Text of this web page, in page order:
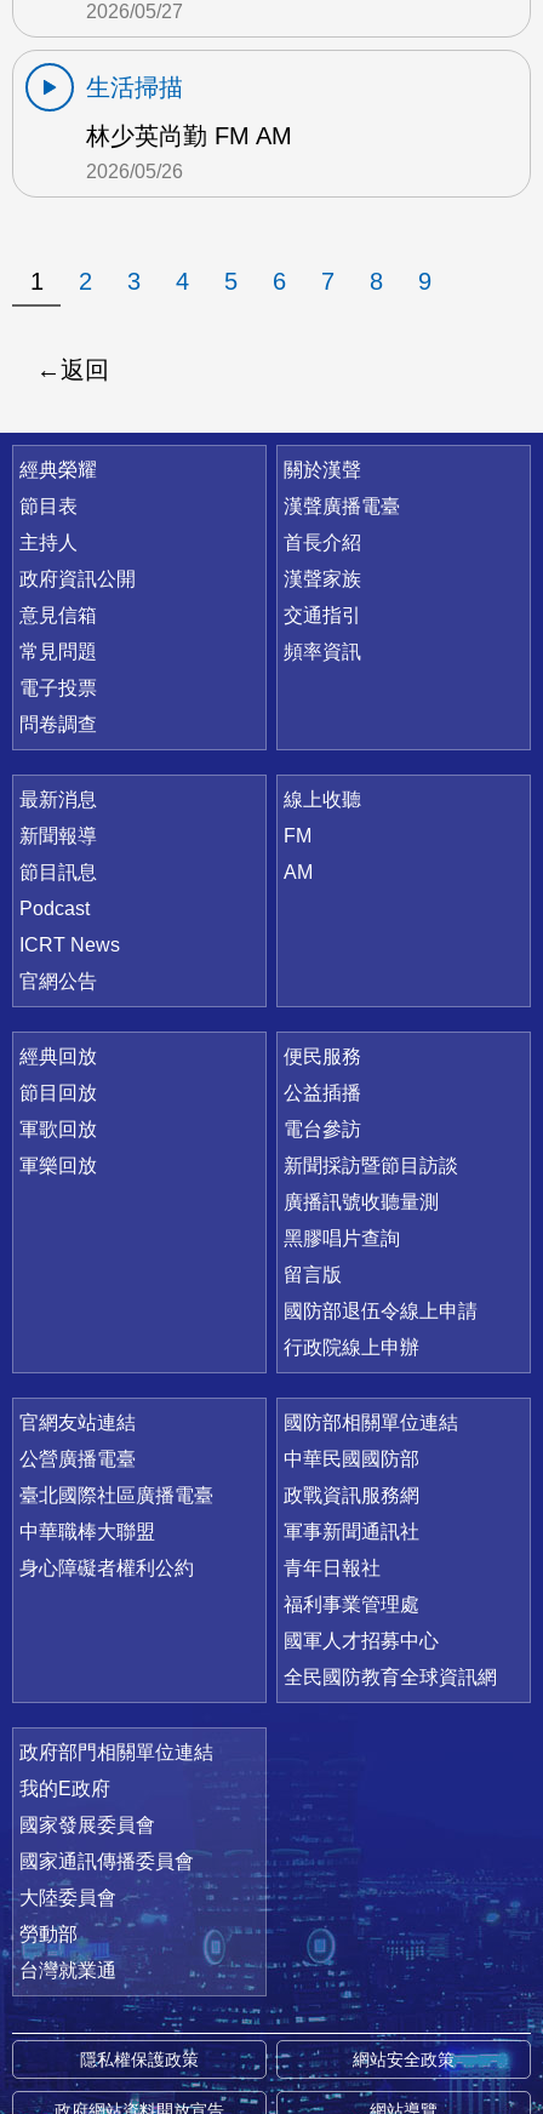
2026/05/27
生活掃描
林少英尚勤 FM AM
2026/05/26
1 2 3 4 5 6 7 8 9
返回
快速連結
經典榮耀
節目表
主持人
政府資訊公開
意見信箱
常見問題
電子投票
問卷調查
關於漢聲
漢聲廣播電臺
首長介紹
漢聲家族
交通指引
頻率資訊
最新消息
新聞報導
節目訊息
Podcast
ICRT News
官網公告
線上收聽
FM
AM
經典回放
節目回放
軍歌回放
軍樂回放
便民服務
公益插播
電台參訪
新聞採訪暨節目訪談
廣播訊號收聽量測
黑膠唱片查詢
留言版
國防部退伍令線上申請
行政院線上申辦
官網友站連結
公營廣播電臺
臺北國際社區廣播電臺
中華職棒大聯盟
身心障礙者權利公約
國防部相關單位連結
中華民國國防部
政戰資訊服務網
軍事新聞通訊社
青年日報社
福利事業管理處
國軍人才招募中心
全民國防教育全球資訊網
政府部門相關單位連結
我的E政府
國家發展委員會
國家通訊傳播委員會
大陸委員會
勞動部
台灣就業通
隱私權保護政策 網站安全政策